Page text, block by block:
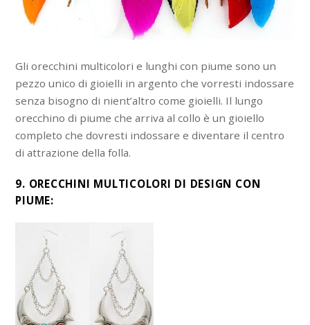
Gli orecchini multicolori e lunghi con piume sono un
pezzo unico di gioielli in argento che vorresti indossare
senza bisogno di nient’altro come gioielli. Il lungo
orecchino di piume che arriva al collo è un gioiello
completo che dovresti indossare e diventare il centro
di attrazione della folla.
9. ORECCHINI MULTICOLORI DI DESIGN CON
PIUME: